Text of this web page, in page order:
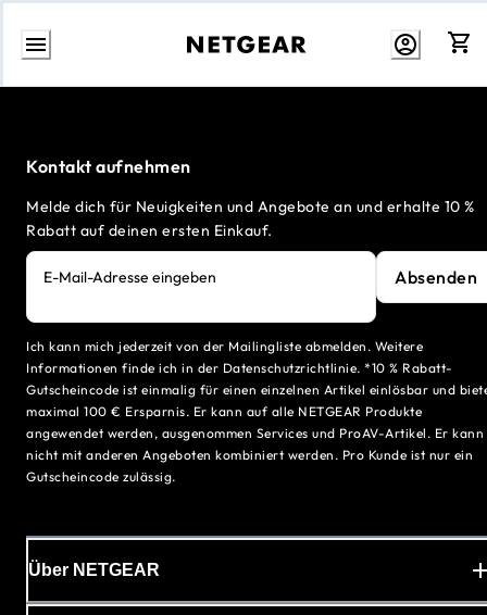
Zum
Kontakt aufnehmen
Melde dich für Neuigkeiten und Angebote an und erhalte 10 %
Rabatt auf deinen ersten Einkauf.
E-Mail-Adresse eingeben Absenden
Ich kann mich jederzeit von der Mailingliste abmelden. Weitere
Informationen finde ich in der Datenschutzrichtlinie. *10 % Rabatt-
Gutscheincode ist einmalig für einen einzelnen Artikel einlösbar und
maximal 100 € Ersparnis. Er kann auf alle NETGEAR Produkte
angewendet werden, ausgenommen Services und ProAV-Artikel. Er kann
nicht mit anderen Angeboten kombiniert werden. Pro Kunde ist nur ein
Gutscheincode zulässig.
Über NETGEAR